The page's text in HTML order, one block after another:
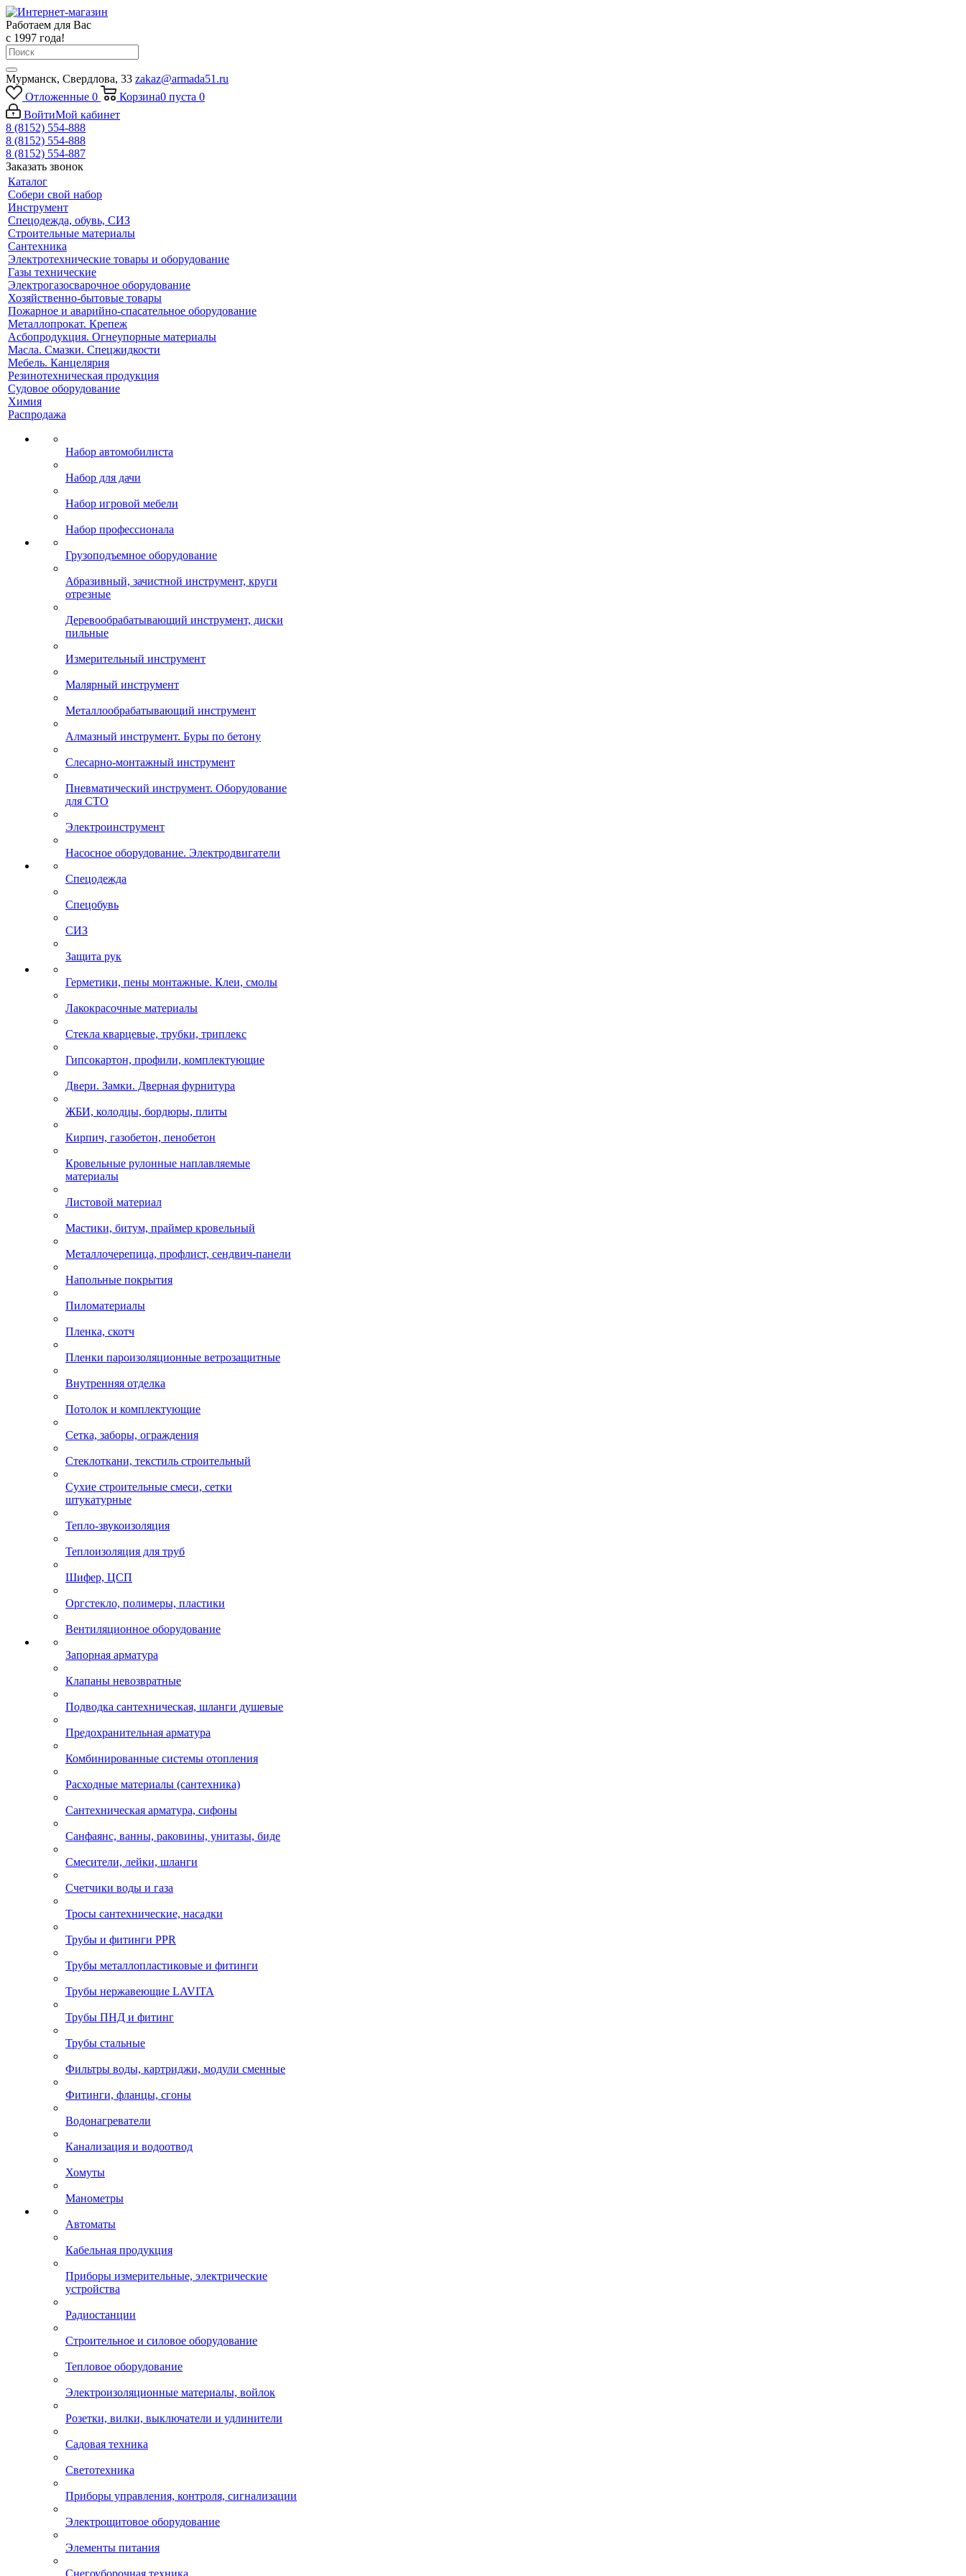
Работаем для Вас
с 1997 года!
Мурманск, Свердлова, 33 zakaz@armada51.ru
Отложенные 0 Корзина0 пуста 0
ВойтиМой кабинет
8 (8152) 554-888
8 (8152) 554-888
8 (8152) 554-887
Заказать звонок
Каталог
Собери свой набор
Инструмент
Спецодежда, обувь, СИЗ
Строительные материалы
Сантехника
Электротехнические товары и оборудование
Газы технические
Электрогазосварочное оборудование
Хозяйственно-бытовые товары
Пожарное и аварийно-спасательное оборудование
Металлопрокат. Крепеж
Асбопродукция. Огнеупорные материалы
Масла. Смазки. Спецжидкости
Мебель. Канцелярия
Резинотехническая продукция
Судовое оборудование
Химия
Распродажа
Набор автомобилиста
Набор для дачи
Набор игровой мебели
Набор профессионала
Грузоподъемное оборудование
Абразивный, зачистной инструмент, круги
отрезные
Деревообрабатывающий инструмент, диски
пильные
Измерительный инструмент
Малярный инструмент
Металлообрабатывающий инструмент
Алмазный инструмент. Буры по бетону
Слесарно-монтажный инструмент
Пневматический инструмент. Оборудование
для СТО
Электроинструмент
Насосное оборудование. Электродвигатели
Спецодежда
Спецобувь
СИЗ
Защита рук
Герметики, пены монтажные. Клеи, смолы
Лакокрасочные материалы
Стекла кварцевые, трубки, триплекс
Гипсокартон, профили, комплектующие
Двери. Замки. Дверная фурнитура
ЖБИ, колодцы, бордюры, плиты
Кирпич, газобетон, пенобетон
Кровельные рулонные наплавляемые
материалы
Листовой материал
Мастики, битум, праймер кровельный
Металлочерепица, профлист, сендвич-панели
Напольные покрытия
Пиломатериалы
Пленка, скотч
Пленки пароизоляционные ветрозащитные
Внутренняя отделка
Потолок и комплектующие
Сетка, заборы, ограждения
Стеклоткани, текстиль строительный
Сухие строительные смеси, сетки
штукатурные
Тепло-звукоизоляция
Теплоизоляция для труб
Шифер, ЦСП
Оргстекло, полимеры, пластики
Вентиляционное оборудование
Запорная арматура
Клапаны невозвратные
Подводка сантехническая, шланги душевые
Предохранительная арматура
Комбинированные системы отопления
Расходные материалы (сантехника)
Сантехническая арматура, сифоны
Санфаянс, ванны, раковины, унитазы, биде
Смесители, лейки, шланги
Счетчики воды и газа
Тросы сантехнические, насадки
Трубы и фитинги PPR
Трубы металлопластиковые и фитинги
Трубы нержавеющие LAVITA
Трубы ПНД и фитинг
Трубы стальные
Фильтры воды, картриджи, модули сменные
Фитинги, фланцы, сгоны
Водонагреватели
Канализация и водоотвод
Хомуты
Манометры
Автоматы
Кабельная продукция
Приборы измерительные, электрические
устройства
Радиостанции
Строительное и силовое оборудование
Тепловое оборудование
Электроизоляционные материалы, войлок
Розетки, вилки, выключатели и удлинители
Садовая техника
Светотехника
Приборы управления, контроля, сигнализации
Электрощитовое оборудование
Элементы питания
Снегоуборочная техника